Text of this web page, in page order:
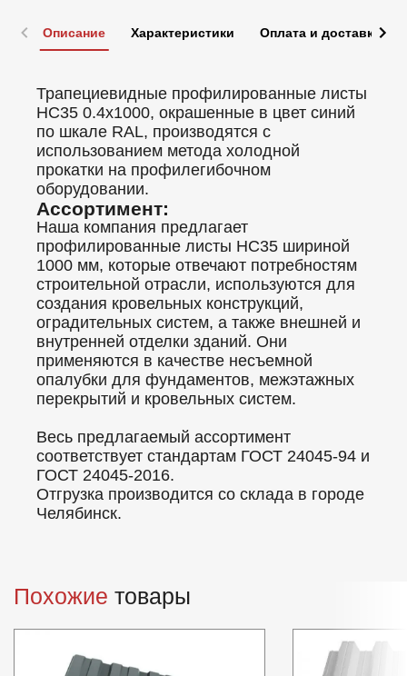
Описание Характеристики Оплата и доставка
Трапециевидные профилированные листы
НС35 0.4x1000, окрашенные в цвет синий
по шкале RAL, производятся с
использованием метода холодной
прокатки на профилегибочном
оборудовании.
Ассортимент:
Наша компания предлагает
профилированные листы НС35 шириной
1000 мм, которые отвечают потребностям
строительной отрасли, используются для
создания кровельных конструкций,
оградительных систем, а также внешней и
внутренней отделки зданий. Они
применяются в качестве несъемной
опалубки для фундаментов, межэтажных
перекрытий и кровельных систем.
Весь предлагаемый ассортимент
соответствует стандартам ГОСТ 24045-94 и
ГОСТ 24045-2016.
Отгрузка производится со склада в городе
Челябинск.
Похожие товары